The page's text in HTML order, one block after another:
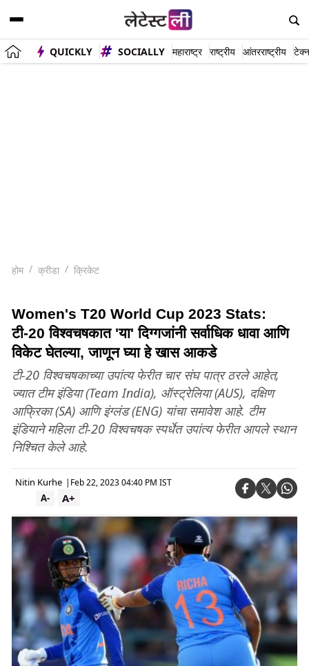
QUICKLY SOCIALLY महाराष्ट्र राष्ट्रीय आंतरराष्ट्रीय
होम क्रीडा क्रिकेट
Women's T20 World Cup 2023 Stats:
टी-20 विश्वचषकात 'या' दिग्गजांनी सर्वाधिक धावा आणि
विकेट घेतल्या, जाणून घ्या हे खास आकडे
टी-20 विश्वचषकाच्या उपांत्य फेरीत चार संघ पात्र ठरले आहेत,
ज्यात टीम इंडिया (Team India), ऑस्ट्रेलिया (AUS), दक्षिण
आफ्रिका (SA) आणि इंग्लंड (ENG) यांचा समावेश आहे. टीम
इंडियाने महिला टी-20 विश्वचषक स्पर्धेत उपांत्य फेरीत आपले स्थान
निश्चित केले आहे.
Nitin Kurhe | Feb 22, 2023 04:40 PM IST
A+
A-